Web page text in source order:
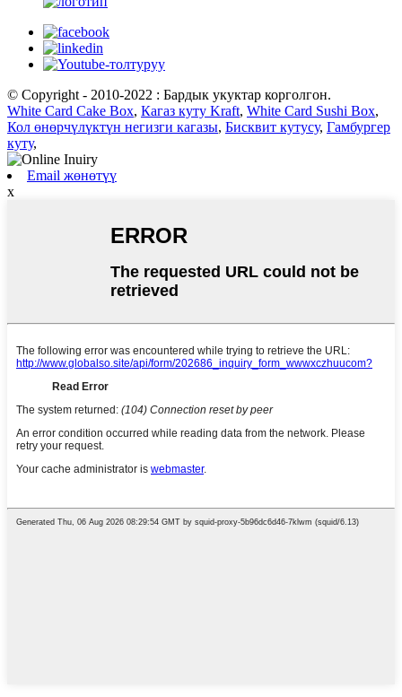
© Copyright - 2010-2022 : Бардык укуктар корголгон.
White Card Cake Box, Кагаз куту Kraft, White Card Sushi Box,
Кол өнөрчүлүктүн негизги кагазы, Бисквит кутусу, Гамбургер
куту,
Email жөнөтүү
x